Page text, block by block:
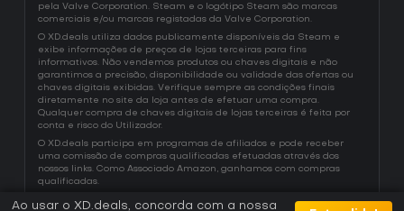
pela Valve Corporation. Steam e o logótipo Steam são marcas
comerciais e/ou marcas registadas da Valve Corporation.
O XD.deals utiliza dados publicamente disponíveis da Steam e
exibe informações de preços de lojas terceiras para fins
informativos. Não vendemos produtos ou chaves digitais e não
garantimos a precisão, disponibilidade ou validade das ofertas ou
chaves digitais exibidas. Verifique sempre as condições finais
diretamente no site da loja antes de efetuar uma compra.
Qualquer compra de chaves digitais de lojas terceiras é feita por
conta e risco do Utilizador.
O XD.deals participa em programas de afiliados e pode receber
uma comissão de compras qualificadas efetuadas através dos
nossos links. Como Associado Amazon, ganhamos com compras
qualificadas.
Ao usar o XD.deals, concorda com a nossa